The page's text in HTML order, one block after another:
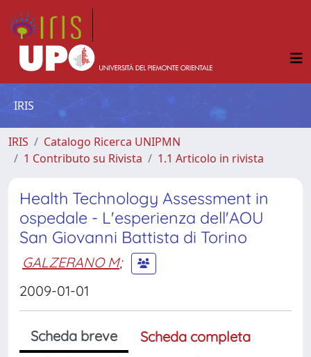
IRIS
IRIS
Catalogo Ricerca UNIPMN
1 Contributo su Rivista
1.1 Articolo in rivista
Health Technology Assessment in
ospedale - L'esperienza dell'AOU
San Giovanni Battista di Torino
GALZERANO M;
2009-01-01
Scheda breve
Scheda completa